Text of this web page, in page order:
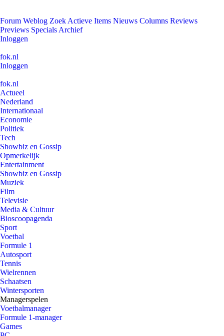
Forum Weblog Zoek Actieve Items Nieuws Columns Reviews
Previews Specials Archief
Inloggen
fok.nl
Inloggen
fok.nl
Actueel
Nederland
Internationaal
Economie
Politiek
Tech
Showbiz en Gossip
Opmerkelijk
Entertainment
Showbiz en Gossip
Muziek
Film
Televisie
Media & Cultuur
Bioscoopagenda
Sport
Voetbal
Formule 1
Autosport
Tennis
Wielrennen
Schaatsen
Wintersporten
Managerspelen
Voetbalmanager
Formule 1-manager
Games